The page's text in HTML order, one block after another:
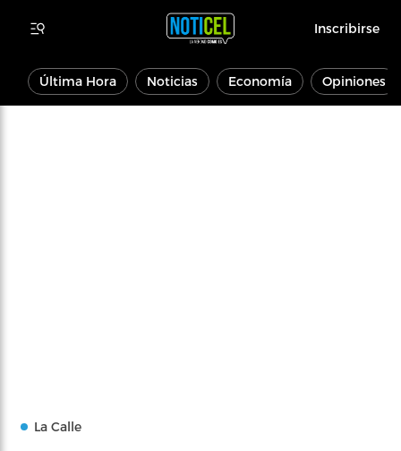
Inscribirse
Última Hora Noticias Economía Opiniones
La Calle